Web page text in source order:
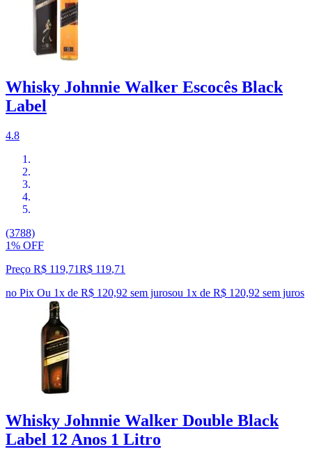
Whisky Johnnie Walker Escocês Black
Label
4.8
(3788)
1% OFF
Preço R$ 119,71R$ 119,71
no Pix Ou 1x de R$ 120,92 sem jurosou 1x de R$ 120,92 sem juros
Whisky Johnnie Walker Double Black
Label 12 Anos 1 Litro